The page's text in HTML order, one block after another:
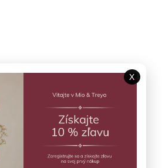
nežnosť v prúžkoch
116 cm 122 cm
X